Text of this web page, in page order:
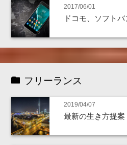
2017/06/01
ドコモ、ソフト
フリーランス
2019/04/07
最新の生き方提案